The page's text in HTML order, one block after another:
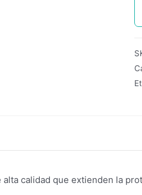
calidad que extienden la